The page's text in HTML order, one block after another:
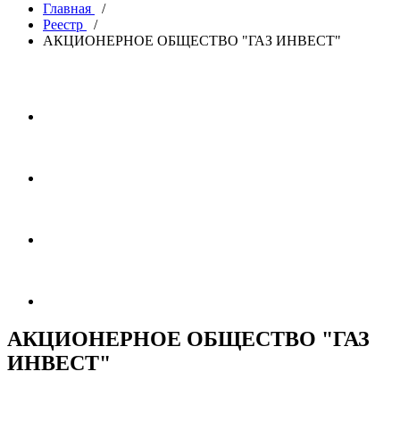
Главная
/
Реестр
/
АКЦИОНЕРНОЕ ОБЩЕСТВО "ГАЗ ИНВЕСТ"
АКЦИОНЕРНОЕ ОБЩЕСТВО "ГАЗ
ИНВЕСТ"